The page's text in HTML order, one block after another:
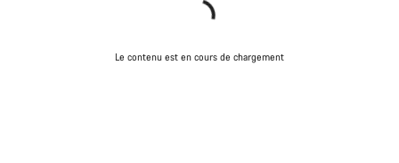
Le contenu est en cours de chargement